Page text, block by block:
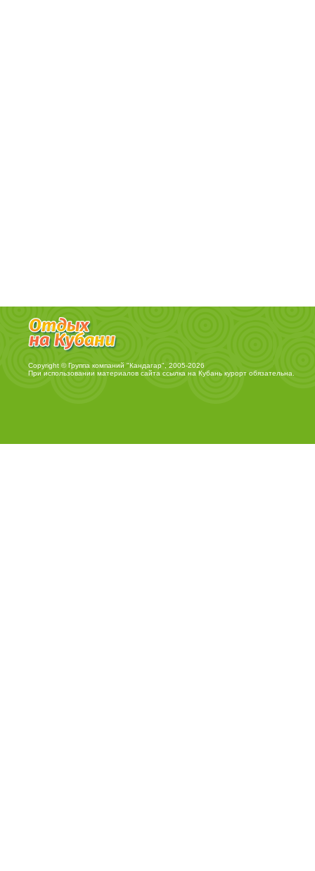
Copyright © Группа компаний "Кандагар", 2005-2026
При использовании материалов сайта ссылка на Кубань курортобязательна.